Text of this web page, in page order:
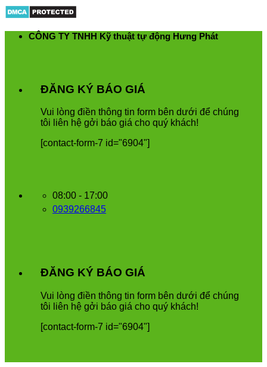
content
CÔNG TY TNHH Kỹ thuật tự động Hưng Phát
ĐĂNG KÝ BÁO GIÁ
Vui òng điền thông tin form bên dưới để chúng
tôi liên hệ gởi báo giá cho quý khách!
[contact-form-7 id="6904"]
08:00 - 17:00
0939266845
ĐĂNG KÝ BÁO GIÁ
Vui òng điền thông tin form bên dưới để chúng
tôi liên hệ gởi báo giá cho quý khách!
[contact-form-7 id="6904"]